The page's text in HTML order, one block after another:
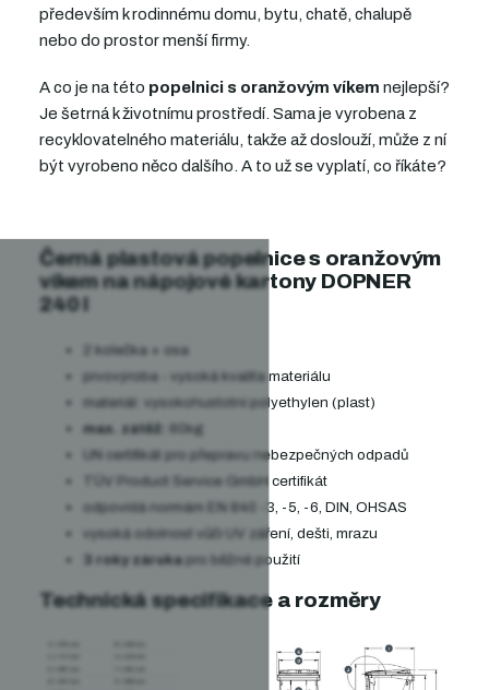
především k rodinnému domu, bytu, chatě, chalupě
nebo do prostor menší firmy.
A co je na této popelnici s oranžovým víkem nejlepší?
Je šetrná k životnímu prostředí. Sama je vyrobena z
recyklovatelného materiálu, takže až doslouží, může z ní
být vyrobeno něco dalšího. A to už se vyplatí, co říkáte?
Černá plastová popelnice s oranžovým
víkem na nápojové kartony DOPNER
240 l
2 kolečka + osa
prvovýroba - vysoká kvalita materiálu
materiál: vysokohustotní polyethylen (plast)
max. zátěž:
60kg
UN certifikát pro přepravu nebezpečných odpadů
TÜV Product Service GmbH certifikát
odpovídá normám EN 840 -3, -5, -6, DIN, OHSAS
vysoká odolnost vůči UV záření, dešti, mrazu
3 roky zárukapro běžné použití
Technická specifikace a rozměry